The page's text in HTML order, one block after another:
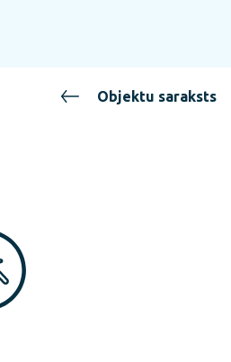
Objektu saraksts